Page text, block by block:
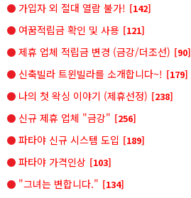
가입자 외 절대 열람 불가! [142]
여꿈적립금 확인 및 사용 [121]
제휴 업체 적립금 변경 (금강/더조선) [90]
신축빌라 트윈빌라를 소개합니다~! [179]
나의 첫 왁싱 이야기 (제휴선정) [238]
신규 제휴 업체 "금강" [256]
파타야 신규 시스템 도입 [189]
파타야 가격인상 [103]
"그녀는 변합니다." [134]